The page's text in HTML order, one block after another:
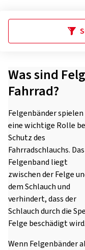
Was sind
Fahrrad?
Felgenbänder spielen
eine wichtige Rolle
Schutz des
Fahrradschlauchs. Das
Felgenband liegt
zwischen der Felge
dem Schlauch und
verhindert, dass der
Schlauch durch die
Felge beschädigt wird.
Wenn Felgenbänder